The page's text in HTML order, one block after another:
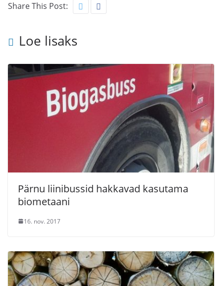
Share This Post:
Loe lisaks
Pärnu liinibussid hakkavad kasutama
biometaani
16. nov. 2017